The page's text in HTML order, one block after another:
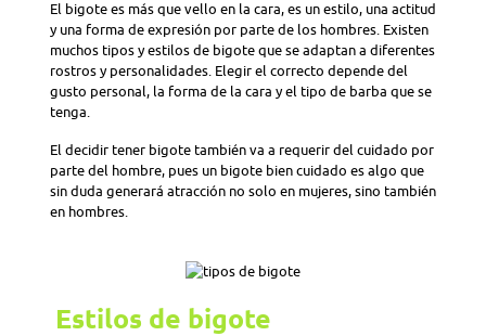
El bigote es más que vello en la cara, es un estilo, una actitud
y una forma de expresión por parte de los hombres. Existen
muchos tipos y estilos de bigote que se adaptan a diferentes
rostros y personalidades. Elegir el correcto depende del
gusto personal, la forma de la cara y el tipo de barba que se
tenga.
El decidir tener bigote también va a requerir del cuidado por
parte del hombre, pues un bigote bien cuidado es algo que
sin duda generará atracción no solo en mujeres, sino también
en hombres.
Estilos de bigote